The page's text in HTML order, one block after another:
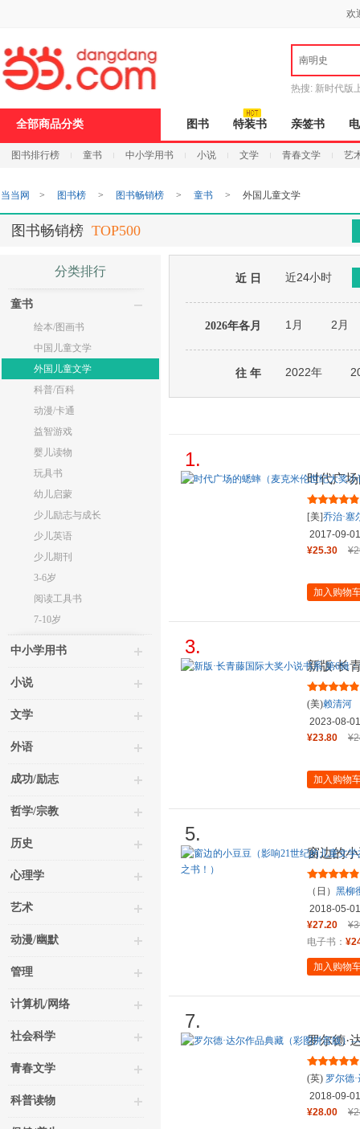
欢
南明史
热搜: 新时代版
全部商品分类 图书 特装书 亲签书
图书排行榜 童书 中小学用书 小说 文学 青春文学 艺
打
开
无
障
页
加
当当网 > 图书榜 > 图书畅销榜 > 童书 > 外国儿童文学
图书畅销榜 TOP500
分类排行
童书
绘本/图画书
中国儿童文学
外国儿童文学
科普/百科
动漫/卡通
益智游戏
婴儿读物
玩具书
幼儿启蒙
少儿励志与成长
少儿英语
少儿期刊
3-6岁
阅读工具书
7-10岁
中小学用书
小说
文学
外语
成功/励志
哲学/宗教
历史
心理学
艺术
动漫/幽默
管理
计算机/网络
社会科学
青春文学
科普读物
近 日 近24小时
2026年各月 1月 2月
往 年 2022年
1.
时代广
典藏本
[美]乔治·塞
2017-09-01
¥25.30
加入购物
3.
新版·长
二岁的
(美)赖清河
2023-08-01
¥23.80
加入购物
5.
窗边的
作，北
（日） 黑柳
2018-05-01
¥27.20
电子书：
加入购物
7.
罗尔德·
不起的
(英) 罗尔德
译。
2018-09-01
¥28.00